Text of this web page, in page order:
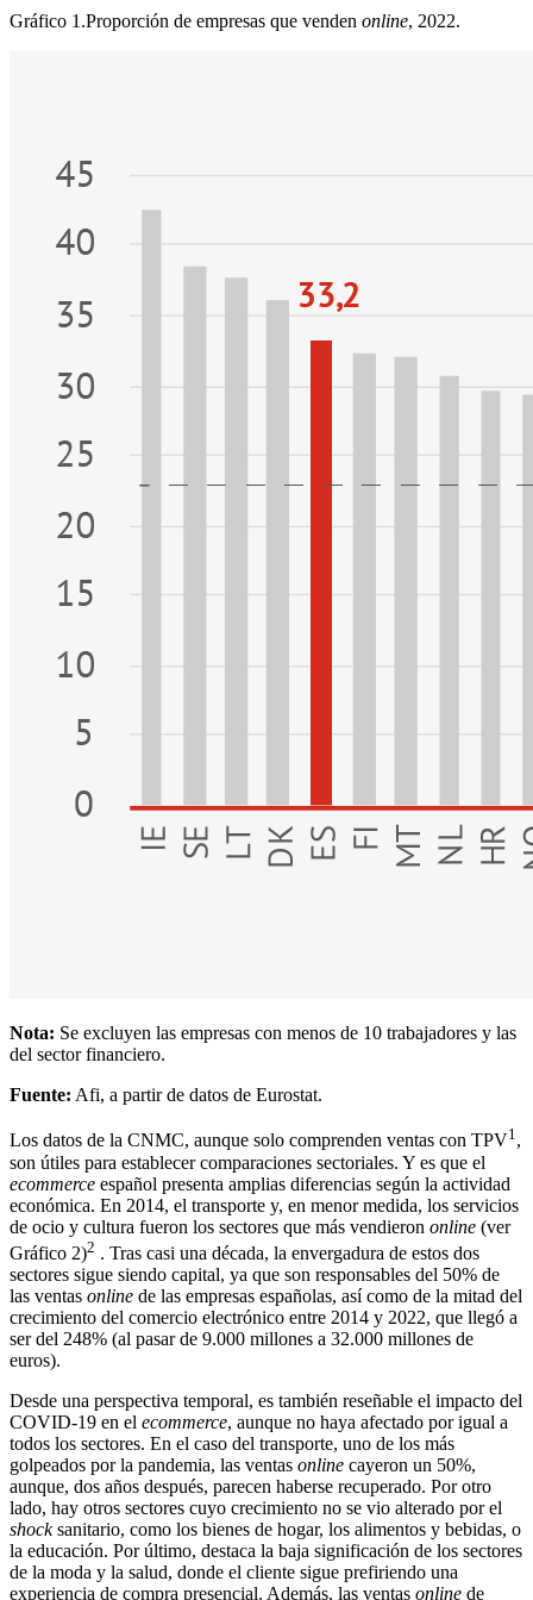
Gráfico 1.Proporción de empresas que venden online, 2022.
Nota: Se excluyen las empresas con menos de 10 trabajadores y las
del sector financiero.
Fuente: Afi, a partir de datos de Eurostat.
Los datos de la CNMC, aunque solo comprenden ventas con TPV1,
son útiles para establecer comparaciones sectoriales. Y es que el
ecommerce español presenta amplias diferencias según la actividad
económica. En 2014, el transporte y, en menor medida, los servicios
de ocio y cultura fueron los sectores que más vendieron online (ver
Gráfico 2)2 . Tras casi una década, la envergadura de estos dos
sectores sigue siendo capital, ya que son responsables del 50% de
las ventas online de las empresas españolas, así como de la mitad del
crecimiento del comercio electrónico entre 2014 y 2022, que llegó a
ser del 248% (al pasar de 9.000 millones a 32.000 millones de
euros).
Desde una perspectiva temporal, es también reseñable el impacto del
COVID-19 en el ecommerce, aunque no haya afectado por igual a
todos los sectores. En el caso del transporte, uno de los más
golpeados por la pandemia, las ventas online cayeron un 50%,
aunque, dos años después, parecen haberse recuperado. Por otro
lado, hay otros sectores cuyo crecimiento no se vio alterado por el
shocksanitario, como los bienes de hogar, los alimentos y bebidas, o
la educación. Por último, destaca la baja significación de los sectores
de la moda y la salud, donde el cliente sigue prefiriendo una
experiencia de compra presencial. Además, las ventas online de